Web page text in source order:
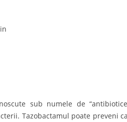
sub numele de
Tazobactamul poate preveni